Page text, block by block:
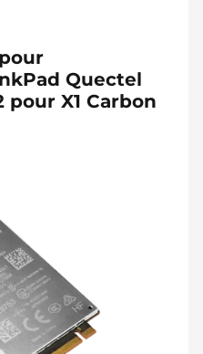
Quectel
pour X1 Carbon